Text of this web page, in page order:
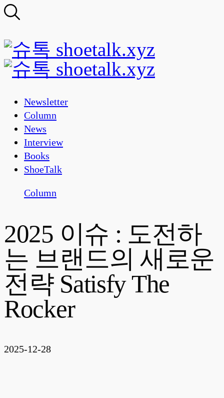
Newsletter
Column
News
Interview
Books
ShoeTalk
Column
2025 이슈 : 도전하
는 브랜드의 새로운
전략 Satisfy The
Rocker
2025-12-28